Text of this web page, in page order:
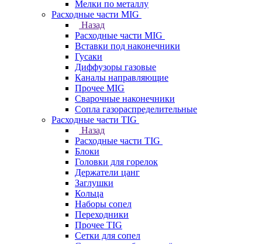
Мелки по металлу
Расходные части MIG
Назад
Расходные части MIG
Вставки под наконечники
Гусаки
Диффузоры газовые
Каналы направляющие
Прочее MIG
Сварочные наконечники
Сопла газораспределительные
Расходные части TIG
Назад
Расходные части TIG
Блоки
Головки для горелок
Держатели цанг
Заглушки
Кольца
Наборы сопел
Переходники
Прочее TIG
Сетки для сопел